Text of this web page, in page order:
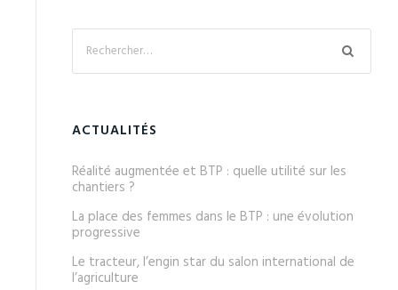
ACTUALITÉS
Réalité augmentée et BTP : quelle utilité sur les
chantiers ?
La place des femmes dans le BTP : une évolution
progressive
Le tracteur, l’engin star du salon international de
l’agriculture